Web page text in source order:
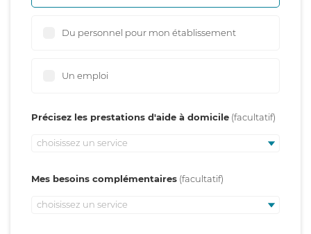
Du personnel pour mon établissement
Un emploi
Précisez les prestations d'aide à domicile
choisissez un service
Mes besoins complémentaires
choisissez un service